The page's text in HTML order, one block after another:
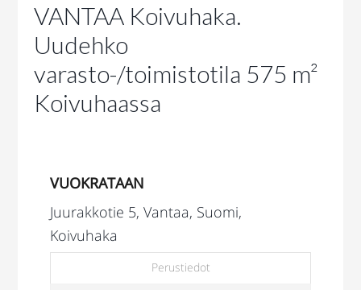
VANTAA Koivuhaka.
Uudehko
varasto-/toimistotila 575 m²
Koivuhaassa
VUOKRATAAN
Juurakkotie 5, Vantaa, Suomi,
Koivuhaka
Perustiedot